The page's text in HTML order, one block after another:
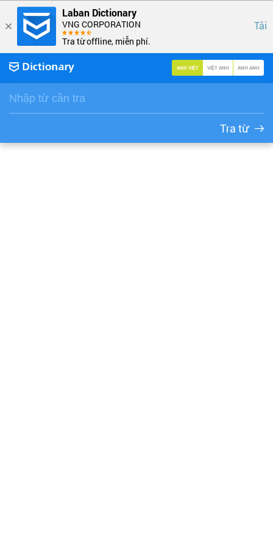
Laban Dictionary
VNG CORPORATION
Tra từ offline, miễn phí.
Tải
ANH VIỆT VIỆT ANH ANH ANH
Tra từ